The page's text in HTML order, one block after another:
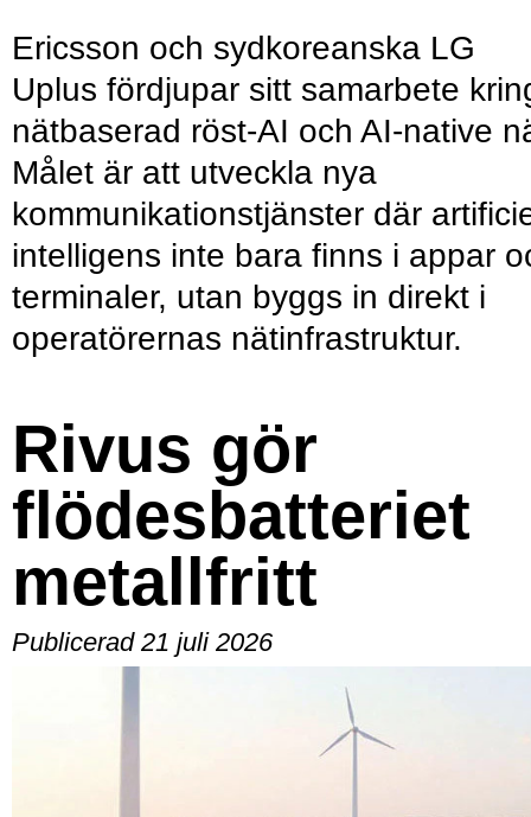
Ericsson och sydkoreanska LG
Uplus fördjupar sitt samarbete
nätbaserad röst-AI och AI-native
Målet är att utveckla nya
kommunikationstjänster där
intelligens inte bara finns i appar
terminaler, utan byggs in direkt i
operatörernas nätinfrastruktur.
Rivus gör
flödesbatteriet
metallfritt
Publicerad 21 juli 2026